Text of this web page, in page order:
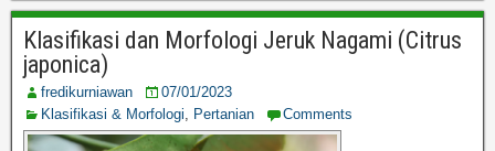
Klasifikasi dan Morfologi Jeruk Nagami (Citrus
japonica)
fredikurniawan
07/01/2023
Klasifikasi & Morfologi, Pertanian Comments